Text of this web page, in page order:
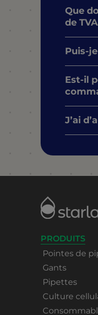
Que
de
Puis-
Est-il
J’ai
PRODUITS
Pointes de
Gants
Pipettes
Culture